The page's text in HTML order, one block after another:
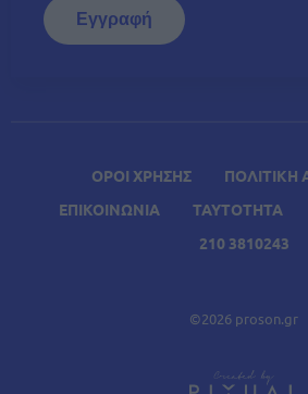
ΟΡΟΙ ΧΡΗΣΗΣ
ΕΠΙΚΟΙΝΩΝΙΑ
ΤΑΥΤΟΤΗΤΑ
210 3810243
©2026 proson.gr